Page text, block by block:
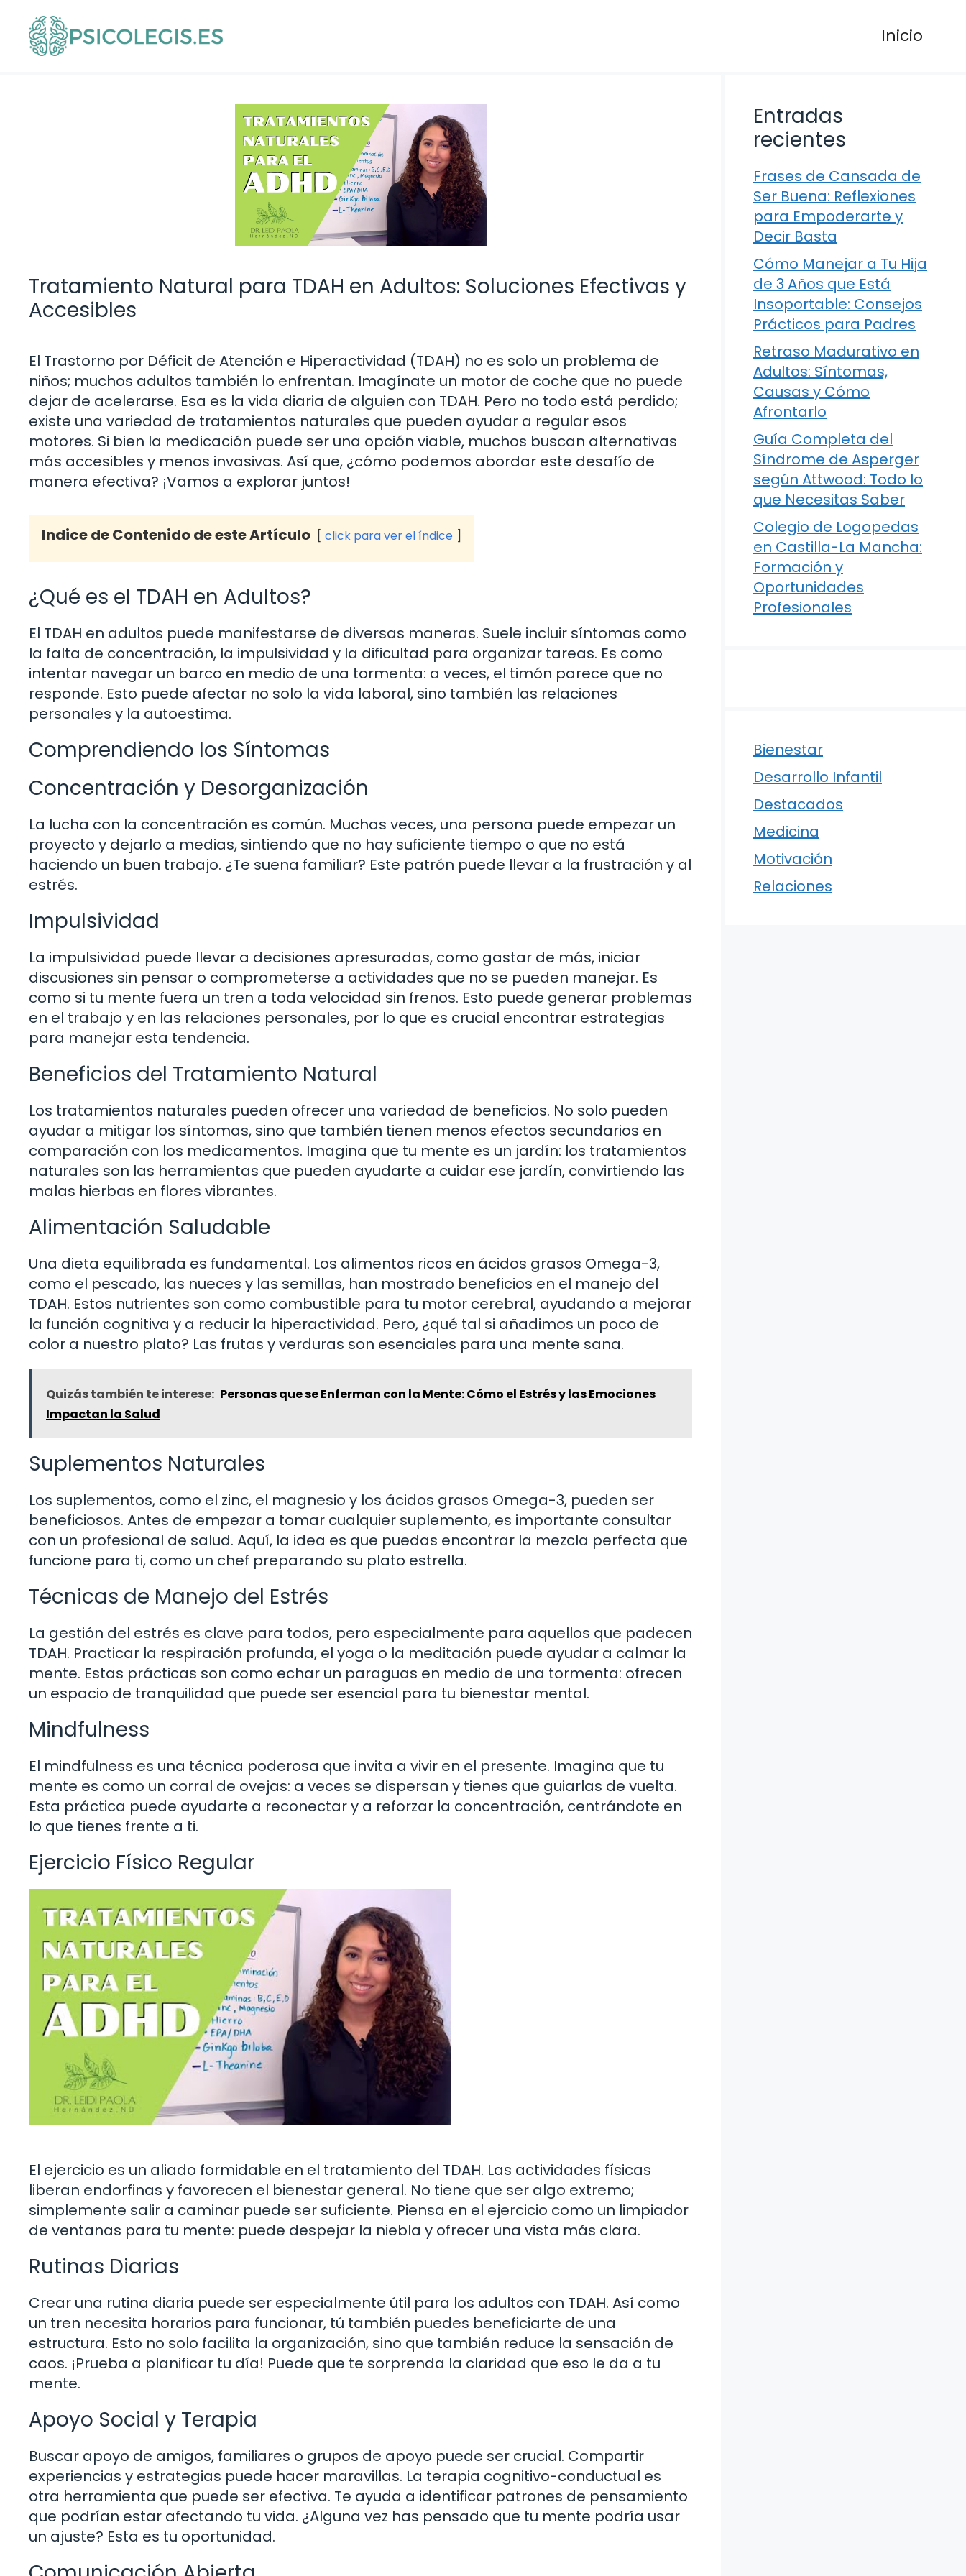
contenido
Inicio
Tratamiento Natural para TDAH en Adultos: Soluciones Efectivas y
Accesibles
El Trastorno por Déficit de Atención e Hiperactividad (TDAH) no es solo un problema de
niños; muchos adultos también lo enfrentan. Imagínate un motor de coche que no puede
dejar de acelerarse. Esa es la vida diaria de alguien con TDAH. Pero no todo está perdido;
existe una variedad de tratamientos naturales que pueden ayudar a regular esos
motores. Si bien la medicación puede ser una opción viable, muchos buscan alternativas
más accesibles y menos invasivas. Así que, ¿cómo podemos abordar este desafío de
manera efectiva? ¡Vamos a explorar juntos!
Indice de Contenido de este Artículo click para ver el índice
¿Qué es el TDAH en Adultos?
El TDAH en adultos puede manifestarse de diversas maneras. Suele incluir síntomas como
la falta de concentración, la impulsividad y la dificultad para organizar tareas. Es como
intentar navegar un barco en medio de una tormenta: a veces, el timón parece que no
responde. Esto puede afectar no solo la vida laboral, sino también las relaciones
personales y la autoestima.
Comprendiendo los Síntomas
Concentración y Desorganización
La lucha con la concentración es común. Muchas veces, una persona puede empezar un
proyecto y dejarlo a medias, sintiendo que no hay suficiente tiempo o que no está
haciendo un buen trabajo. ¿Te suena familiar? Este patrón puede llevar a la frustración y al
estrés.
Impulsividad
La impulsividad puede llevar a decisiones apresuradas, como gastar de más, iniciar
discusiones sin pensar o comprometerse a actividades que no se pueden manejar. Es
como si tu mente fuera un tren a toda velocidad sin frenos. Esto puede generar problemas
en el trabajo y en las relaciones personales, por lo que es crucial encontrar estrategias
para manejar esta tendencia.
Beneficios del Tratamiento Natural
Los tratamientos naturales pueden ofrecer una variedad de beneficios. No solo pueden
ayudar a mitigar los síntomas, sino que también tienen menos efectos secundarios en
comparación con los medicamentos. Imagina que tu mente es un jardín: los tratamientos
naturales son las herramientas que pueden ayudarte a cuidar ese jardín, convirtiendo las
malas hierbas en flores vibrantes.
Alimentación Saludable
Una dieta equilibrada es fundamental. Los alimentos ricos en ácidos grasos Omega-3,
como el pescado, las nueces y las semillas, han mostrado beneficios en el manejo del
TDAH. Estos nutrientes son como combustible para tu motor cerebral, ayudando a mejorar
la función cognitiva y a reducir la hiperactividad. Pero, ¿qué tal si añadimos un poco de
color a nuestro plato? Las frutas y verduras son esenciales para una mente sana.
Quizás también te interese: Personas que se Enferman con la Mente: Cómo el Estrés y las Emociones
Impactan la Salud
Suplementos Naturales
Los suplementos, como el zinc, el magnesio y los ácidos grasos Omega-3, pueden ser
beneficiosos. Antes de empezar a tomar cualquier suplemento, es importante consultar
con un profesional de salud. Aquí, la idea es que puedas encontrar la mezcla perfecta que
funcione para ti, como un chef preparando su plato estrella.
Técnicas de Manejo del Estrés
La gestión del estrés es clave para todos, pero especialmente para aquellos que padecen
TDAH. Practicar la respiración profunda, el yoga o la meditación puede ayudar a calmar la
mente. Estas prácticas son como echar un paraguas en medio de una tormenta: ofrecen
un espacio de tranquilidad que puede ser esencial para tu bienestar mental.
Mindfulness
El mindfulness es una técnica poderosa que invita a vivir en el presente. Imagina que tu
mente es como un corral de ovejas: a veces se dispersan y tienes que guiarlas de vuelta.
Esta práctica puede ayudarte a reconectar y a reforzar la concentración, centrándote en
lo que tienes frente a ti.
Ejercicio Físico Regular
El ejercicio es un aliado formidable en el tratamiento del TDAH. Las actividades físicas
liberan endorfinas y favorecen el bienestar general. No tiene que ser algo extremo;
simplemente salir a caminar puede ser suficiente. Piensa en el ejercicio como un limpiador
de ventanas para tu mente: puede despejar la niebla y ofrecer una vista más clara.
Rutinas Diarias
Crear una rutina diaria puede ser especialmente útil para los adultos con TDAH. Así como
un tren necesita horarios para funcionar, tú también puedes beneficiarte de una
estructura. Esto no solo facilita la organización, sino que también reduce la sensación de
caos. ¡Prueba a planificar tu día! Puede que te sorprenda la claridad que eso le da a tu
mente.
Apoyo Social y Terapia
Buscar apoyo de amigos, familiares o grupos de apoyo puede ser crucial. Compartir
experiencias y estrategias puede hacer maravillas. La terapia cognitivo-conductual es
otra herramienta que puede ser efectiva. Te ayuda a identificar patrones de pensamiento
que podrían estar afectando tu vida. ¿Alguna vez has pensado que tu mente podría usar
un ajuste? Esta es tu oportunidad.
Entradas
recientes
Frases de Cansada de
Ser Buena: Reflexiones
para Empoderarte y
Decir Basta
Cómo Manejar a Tu Hija
de 3 Años que Está
Insoportable: Consejos
Prácticos para Padres
Retraso Madurativo en
Adultos: Síntomas,
Causas y Cómo
Afrontarlo
Guía Completa del
Síndrome de Asperger
según Attwood: Todo lo
que Necesitas Saber
Colegio de Logopedas
en Castilla-La Mancha:
Formación y
Oportunidades
Profesionales
Bienestar
Desarrollo Infantil
Destacados
Medicina
Motivación
Relaciones